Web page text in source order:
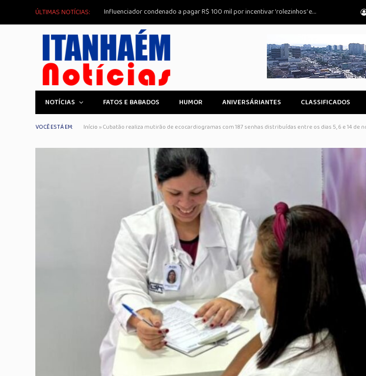
ÚLTIMAS NOTÍCIAS: Influenciador condenado a pagar R$ 100 mil por incentivar ‘rolezinhos’ em Peruíbe
NOTÍCIAS FATOS E BABADOS HUMOR ANIVERSÁRIANTES CLASSIFICADOS
VOCÊ ESTÁ EM: Início »Cubatão realiza mutirão de ecocardiogramas com 187 senhas distribuídas entre os dias 5, 6 e 14 de